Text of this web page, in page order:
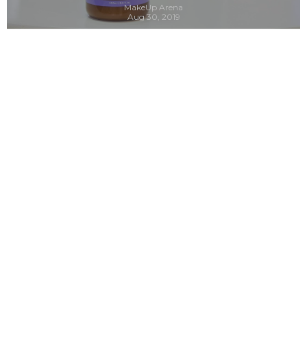
CONTINUE READING